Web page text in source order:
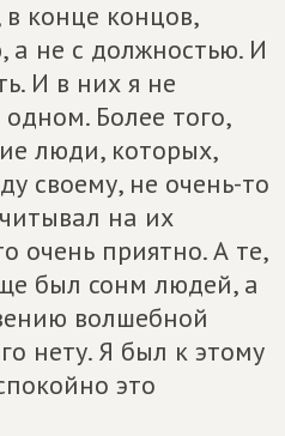
конце концов,
а не с должностью. И
И в них я не
Более того,
люди, которых,
своему, не очень-то
на их
очень приятно. А те,
был сонм людей, а
волшебной
нету. Я был к этому
это